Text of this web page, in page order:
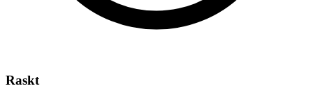
Raskt